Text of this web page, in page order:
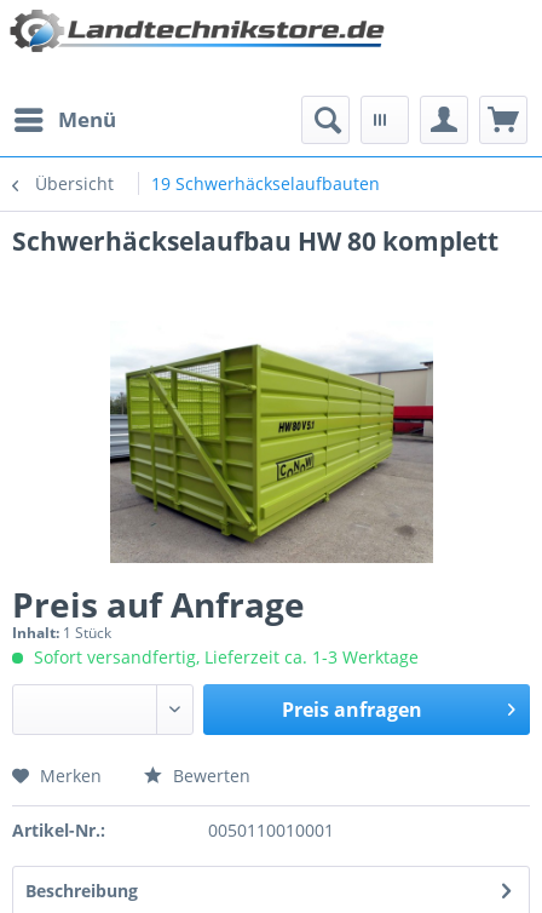
Menü
Übersicht 19 Schwerhäckselaufbauten
Schwerhäckselaufbau HW 80 komplett
Preis auf Anfrage
Inhalt: 1 Stück
Sofort versandfertig, Lieferzeit ca. 1-3 Werktage
Preis anfragen
Preis anfragen
Merken Bewerten
Artikel-Nr.: 0050110010001
Beschreibung